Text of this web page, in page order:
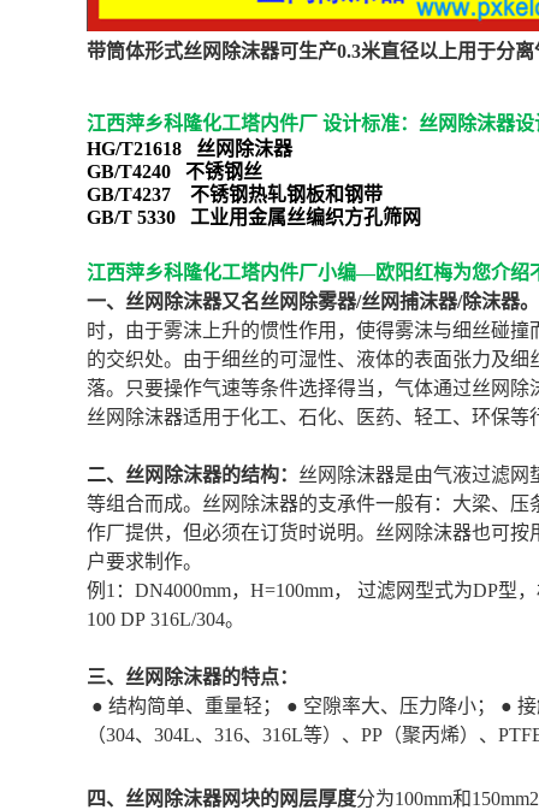
带筒体形式丝网除沫器可生产0.3米直径以上用于分
江西萍乡科隆化工塔内件厂 设计标准：丝网除沫器
HG/T21618 丝网除沫器
GB/T4240 不锈钢丝
GB/T4237 不锈钢热轧钢板和钢带
GB/T 5330 工业用金属丝编织方孔筛网
江西萍乡科隆化工塔内件厂小编—欧阳红梅为您介绍
一、丝网除沫器又名丝网除雾器/丝网捕沫器/除沫器。
时，由于雾沫上升的惯性作用，使得雾沫与细丝碰
的交织处。由于细丝的可湿性、液体的表面张力及
落。只要操作气速等条件选择得当，气体通过丝网除
丝网除沫器适用于化工、石化、医药、轻工、环保
二、丝网除沫器的结构： 丝网除沫器是由气液过滤
等组合而成。丝网除沫器的支承件一般有：大梁、
作厂提供，但必须在订货时说明。丝网除沫器也可
户要求制作。
例1 ： DN4000mm， H=100mm， 过滤网型式为DP型
100 DP 316L/304。
三、丝网除沫器的特点：
● 结构简单、重量轻； ● 空隙率大、压力降小； ●
（304、 304L、 316、 316L等）、 PP （聚丙烯）、
四、丝网除沫器网块的网层厚度分为100mm和150mm2